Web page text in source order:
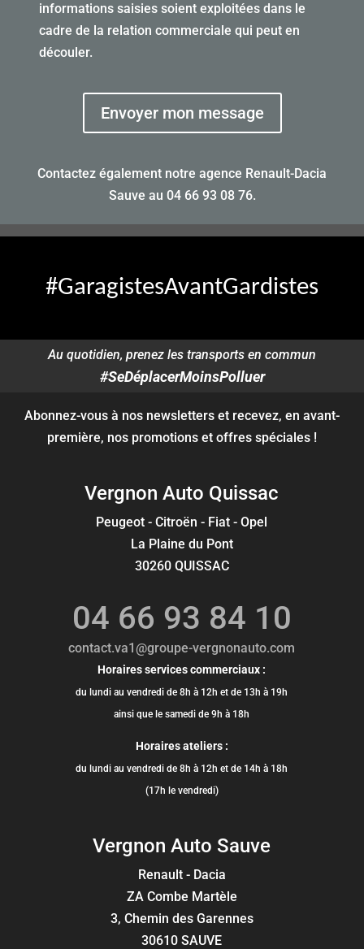
informations saisies soient exploitées dans le
cadre de la relation commerciale qui peut en
découler.
Envoyer mon message
Contactez également notre agence Renault-Dacia
Sauve au 04 66 93 08 76.
#GaragistesAvantGardistes
Au quotidien, prenez les transports en commun
#SeDéplacerMoinsPolluer
Abonnez-vous à nos newsletters et recevez, en avant-
première, nos promotions et offres spéciales !
Vergnon Auto Quissac
Peugeot - Citroën - Fiat - Opel
La Plaine du Pont
30260 QUISSAC
04 66 93 84 10
contact.va1@groupe-vergnonauto.com
Horaires services commerciaux :
du lundi au vendredi de 8h à 12h et de 13h à 19h
ainsi que le samedi de 9h à 18h
Horaires ateliers :
du lundi au vendredi de 8h à 12h et de 14h à 18h
(17h le vendredi)
Vergnon Auto Sauve
Renault - Dacia
ZA Combe Martèle
3, Chemin des Garennes
30610 SAUVE